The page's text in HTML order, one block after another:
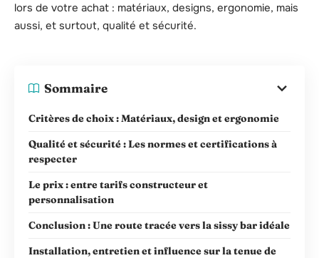
lors de votre achat : matériaux, designs, ergonomie, mais
aussi, et surtout, qualité et sécurité.
Sommaire
Critères de choix : Matériaux, design et ergonomie
Qualité et sécurité : Les normes et certifications à
respecter
Le prix : entre tarifs constructeur et
personnalisation
Conclusion : Une route tracée vers la sissy bar idéale
Installation, entretien et influence sur la tenue de